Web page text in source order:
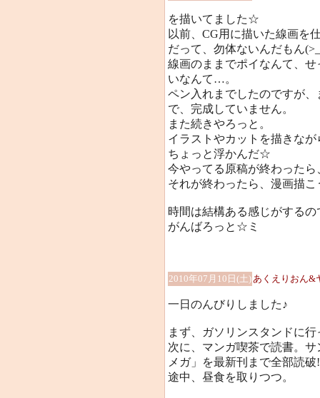
を描いてました☆
以前、CG用に描いた線画を
だって、勿体ないんだもん
線画のままでポイなんて、
いなんて…。
ペン入れまでしたのですが
で、完成していません。
また続きやろっと。
イラストやカットを描きな
ちょっと浮かんだ☆
今やってる原稿が終わった
それが終わったら、漫画描こ
時間は結構ある感じがする
がんばろっと☆ミ
2010年07月10日(土)あくえりおん&
一日のんびりしました♪
まず、ガソリンスタンドに
次に、マンガ喫茶で読書。
メガ」を最新刊まで全部読破!
途中、昼食を取りつつ。